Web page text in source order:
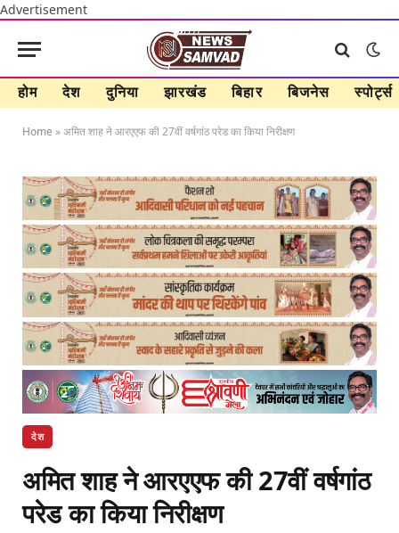
Advertisement
होम देश दुनिया झारखंड बिहार बिजनेस स्पोर्ट्स
Home »अमित शाह ने आरएएफ की 27वीं वर्षगांठ परेड का किया निरीक्षण
देश
अमित शाह ने आरएएफ की 27वीं वर्षगांठ
परेड का किया निरीक्षण